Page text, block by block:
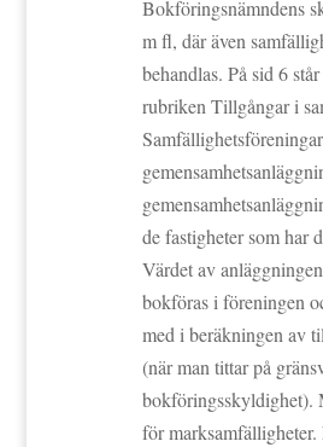
Bokföringsnämndens
m fl, där även
behandlas. På sid 6
rubriken Tillgångar i
de fastigheter som har
Värdet av
bokföras i föreningen
med i beräkningen av
(när man tittar på
bokföringsskyldighet).
för marksamfälligheter.